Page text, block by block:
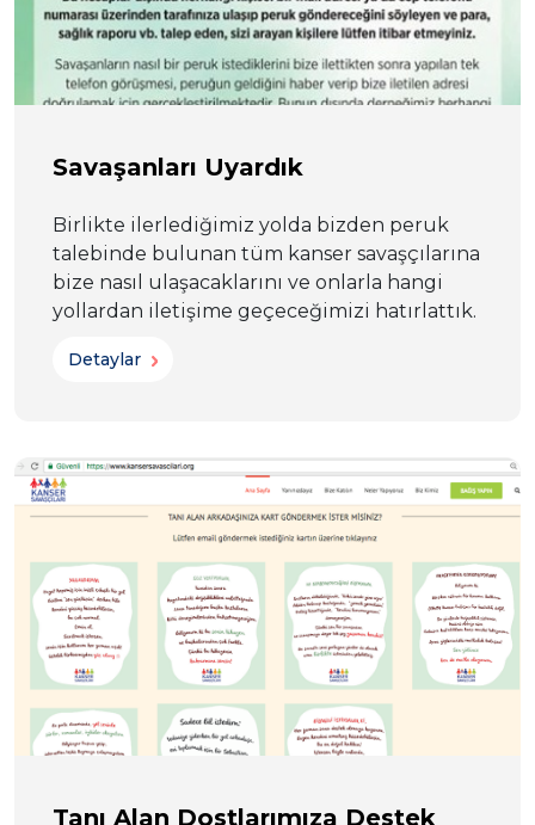
Savaşanları Uyardık
Birlikte ilerlediğimiz yolda bizden peruk
talebinde bulunan tüm kanser savaşçılarına
bize nasıl ulaşacaklarını ve onlarla hangi
yollardan iletişime geçeceğimizi hatırlattık.
Detaylar
Tanı Alan Dostlarımıza Destek